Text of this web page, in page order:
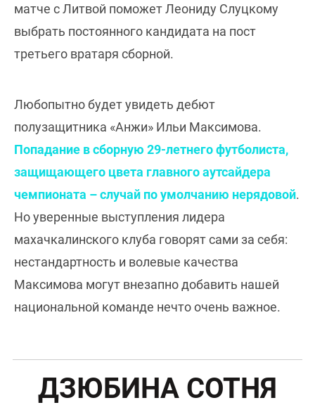
матче с Литвой поможет Леониду Слуцкому
выбрать постоянного кандидата на пост
третьего вратаря сборной.
Любопытно будет увидеть дебют
полузащитника «Анжи» Ильи Максимова.
Попадание в сборную 29-летнего футболиста,
защищающего цвета главного аутсайдера
чемпионата – случай по умолчанию нерядовой.
Но уверенные выступления лидера
махачкалинского клуба говорят сами за себя:
нестандартность и волевые качества
Максимова могут внезапно добавить нашей
национальной команде нечто очень важное.
ДЗЮБИНА СОТНЯ